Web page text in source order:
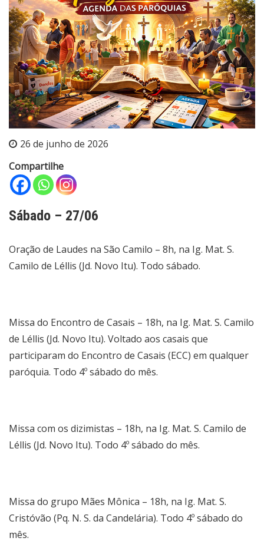
26 de junho de 2026
Compartilhe
Sábado – 27/06
Oração de Laudes na São Camilo – 8h, na Ig. Mat. S.
Camilo de Léllis (Jd. Novo Itu). Todo sábado.
Missa do Encontro de Casais – 18h, na Ig. Mat. S. Camilo
de Léllis (Jd. Novo Itu). Voltado aos casais que
participaram do Encontro de Casais (ECC) em qualquer
paróquia. Todo 4º sábado do mês.
Missa com os dizimistas – 18h, na Ig. Mat. S. Camilo de
Léllis (Jd. Novo Itu). Todo 4º sábado do mês.
Missa do grupo Mães Mônica – 18h, na Ig. Mat. S.
Cristóvão (Pq. N. S. da Candelária). Todo 4º sábado do
mês.